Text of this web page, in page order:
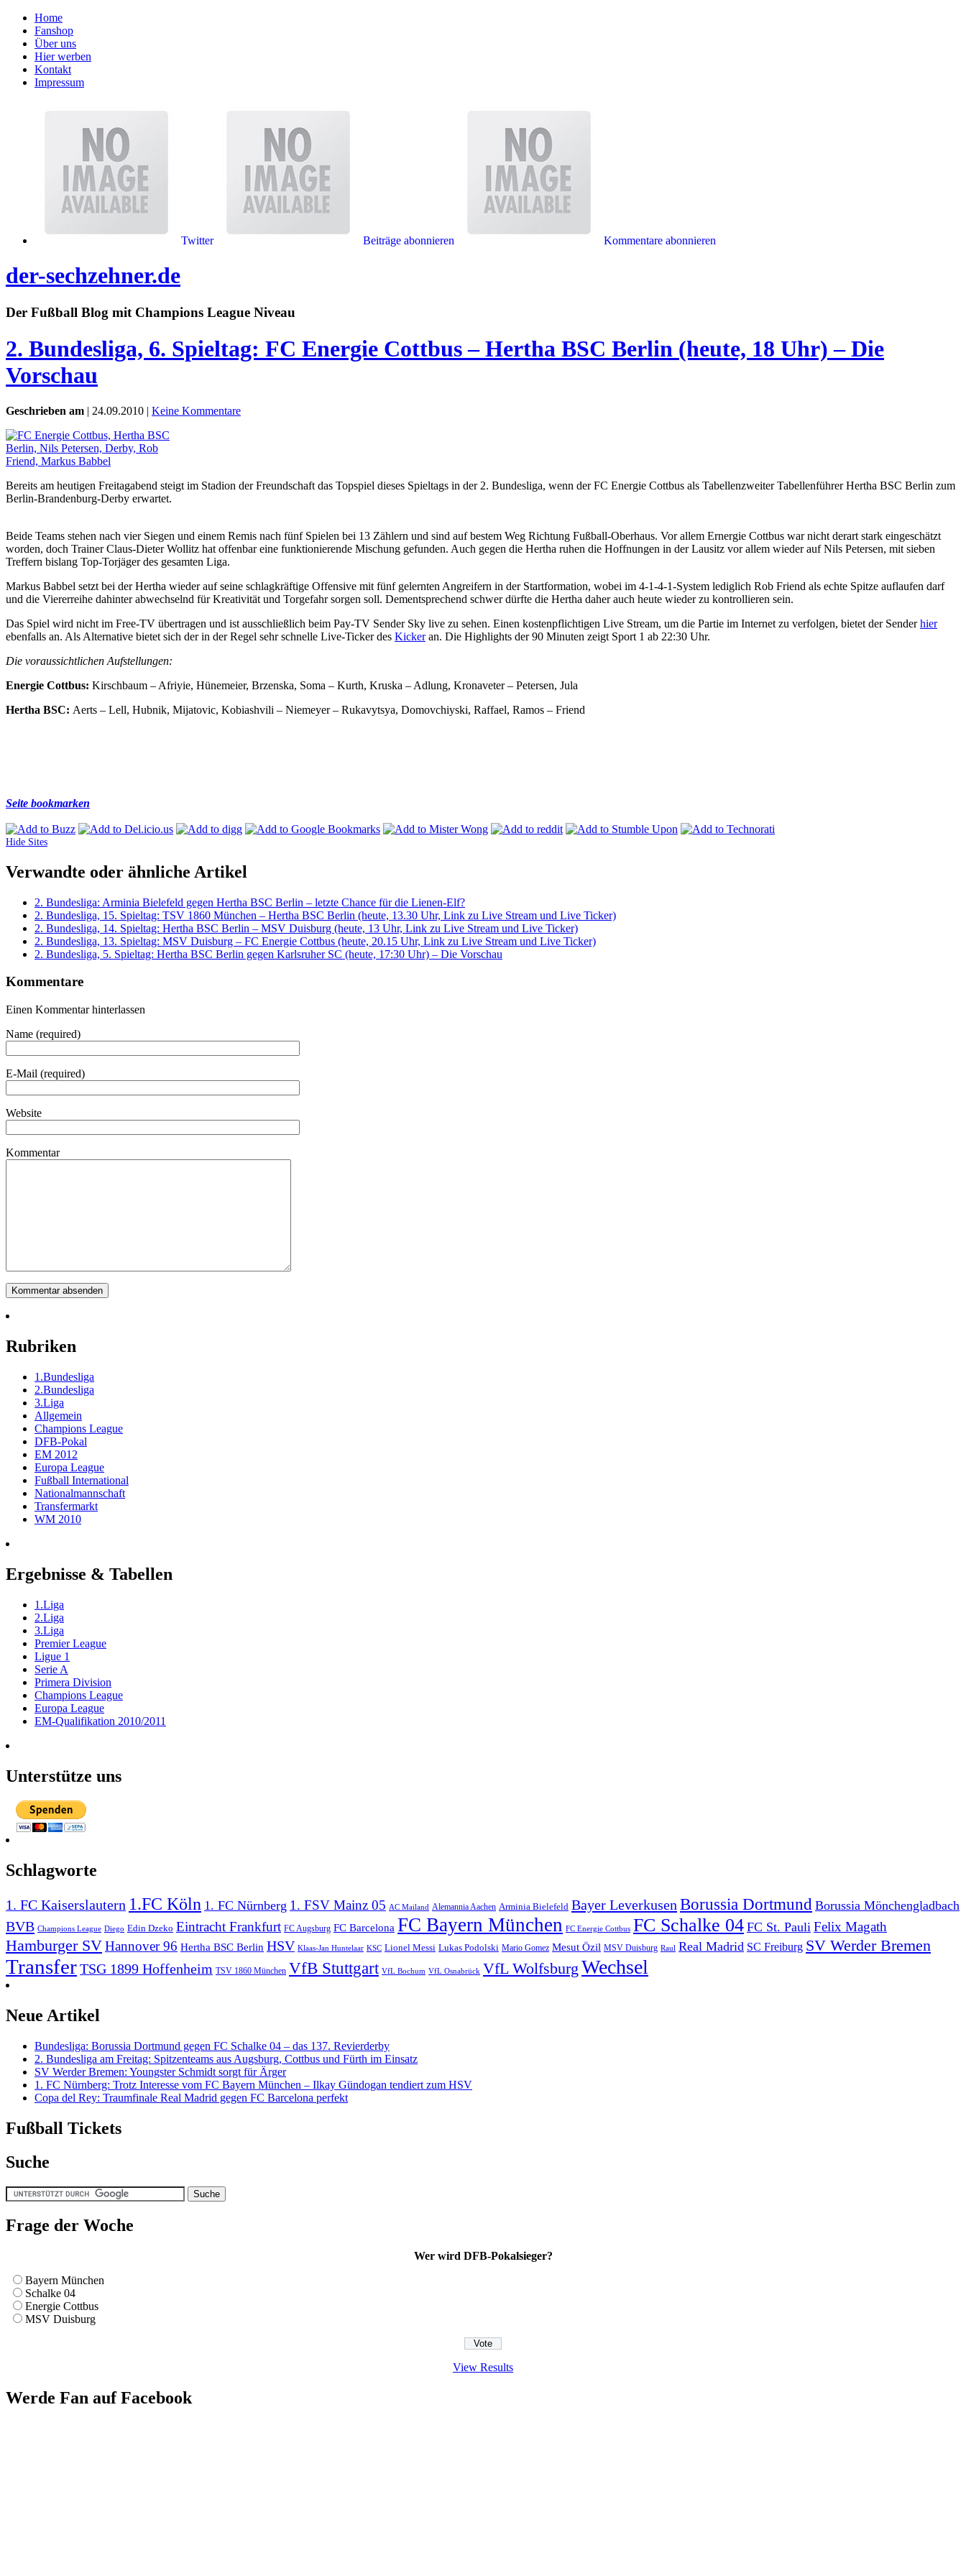
Home
Fanshop
Über uns
Hier werben
Kontakt
Impressum
Twitter Beiträge abonnieren Kommentare abonnieren
der-sechzehner.de
Der Fußball Blog mit Champions League Niveau
2. Bundesliga, 6. Spieltag: FC Energie Cottbus – Hertha BSC Berlin (heute, 18 Uhr) – Die
Vorschau
Geschrieben am | 24.09.2010 | Keine Kommentare
Bereits am heutigen Freitagabend steigt im Stadion der Freundschaft das Topspiel dieses Spieltags in der 2. Bundesliga, wenn der FC Energie Cottbus als Tabellenzweiter Tabellenführer Hertha BSC Berlin zum
Berlin-Brandenburg-Derby erwartet.
Beide Teams stehen nach vier Siegen und einem Remis nach fünf Spielen bei 13 Zählern und sind auf bestem Weg Richtung Fußball-Oberhaus. Vor allem Ernergie Cottbus war nicht derart stark eingeschätzt
worden, doch Trainer Claus-Dieter Wollitz hat offenbar eine funktionierende Mischung gefunden. Auch gegen die Hertha ruhen die Hoffnungen in der Lausitz vor allem wieder auf Nils Petersen, mit sieben
Treffern bislang Top-Torjäger des gesamten Liga.
Markus Babbel setzt bei der Hertha wieder auf seine schlagkräftige Offensive mit fünf gelernten Angreifern in der Startformation, wobei im 4-1-4-1-System lediglich Rob Friend als echte Spitze auflaufen darf
und die Viererreihe dahinter abwechselnd für Kreativität und Torgefahr sorgen soll. Dementsprechend schwer dürfte die Hertha daher auch heute wieder zu kontrollieren sein.
Das Spiel wird nicht im Free-TV übertragen und ist ausschließlich beim Pay-TV Sender Sky live zu sehen. Einen kostenpflichtigen Live Stream, um die Partie im Internet zu verfolgen, bietet der Senderhier
ebenfalls an. Als Alternative bietet sich der in der Regel sehr schnelle Live-Ticker des Kickeran. Die Highlights der 90 Minuten zeigt Sport 1 ab 22:30 Uhr.
Die voraussichtlichen Aufstellungen:
Energie Cottbus: Kirschbaum – Afriyie, Hünemeier, Brzenska, Soma – Kurth, Kruska – Adlung, Kronaveter – Petersen, Jula
Hertha BSC: Aerts – Lell, Hubnik, Mijatovic, Kobiashvili – Niemeyer – Rukavytsya, Domovchiyski, Raffael, Ramos – Friend
Seite bookmarken
Hide Sites
Verwandte oder ähnliche Artikel
2. Bundesliga: Arminia Bielefeld gegen Hertha BSC Berlin – letzte Chance für die Lienen-Elf?
2. Bundesliga, 15. Spieltag: TSV 1860 München – Hertha BSC Berlin (heute, 13.30 Uhr, Link zu Live Stream und Live Ticker)
2. Bundesliga, 14. Spieltag: Hertha BSC Berlin – MSV Duisburg (heute, 13 Uhr, Link zu Live Stream und Live Ticker)
2. Bundesliga, 13. Spieltag: MSV Duisburg – FC Energie Cottbus (heute, 20.15 Uhr, Link zu Live Stream und Live Ticker)
2. Bundesliga, 5. Spieltag: Hertha BSC Berlin gegen Karlsruher SC (heute, 17:30 Uhr) – Die Vorschau
Kommentare
Einen Kommentar hinterlassen
Name (required)
E-Mail (required)
Website
Kommentar
Rubriken
1.Bundesliga
2.Bundesliga
3.Liga
Allgemein
Champions League
DFB-Pokal
EM 2012
Europa League
Fußball International
Nationalmannschaft
Transfermarkt
WM 2010
Ergebnisse & Tabellen
1.Liga
2.Liga
3.Liga
Premier League
Ligue 1
Serie A
Primera Division
Champions League
Europa League
EM-Qualifikation 2010/2011
Unterstütze uns
Schlagworte
1. FC Kaiserslautern 1.FC Köln 1. FC Nürnberg 1. FSV Mainz 05 AC Mailand Alemannia Aachen Arminia Bielefeld Bayer Leverkusen Borussia Dortmund Borussia Mönchengladbach
BVB Champions League Diego Edin Dzeko Eintracht Frankfurt FC Augsburg FC Barcelona FC Bayern München FC Energie Cottbus FC Schalke 04 FC St. Pauli Felix Magath
Hamburger SVHannover 96 Hertha BSC Berlin HSV Klaas-Jan Huntelaar KSC Lionel Messi Lukas Podolski Mario Gomez Mesut Özil MSV Duisburg Raul Real Madrid SC Freiburg SV Werder Bremen
TransferTSG 1899 Hoffenheim TSV 1860 München VfB Stuttgart VfL Bochum VfL Osnabrück VfL Wolfsburg Wechsel
Neue Artikel
Bundesliga: Borussia Dortmund gegen FC Schalke 04 – das 137. Revierderby
2. Bundesliga am Freitag: Spitzenteams aus Augsburg, Cottbus und Fürth im Einsatz
SV Werder Bremen: Youngster Schmidt sorgt für Ärger
1. FC Nürnberg: Trotz Interesse vom FC Bayern München – Ilkay Gündogan tendiert zum HSV
Copa del Rey: Traumfinale Real Madrid gegen FC Barcelona perfekt
Fußball Tickets
Suche
Frage der Woche
Wer wird DFB-Pokalsieger?
Bayern München
Schalke 04
Energie Cottbus
MSV Duisburg
View Results
Werde Fan auf Facebook